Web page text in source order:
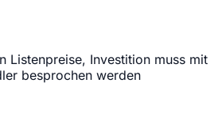
Listenpreise, Investition muss mit
besprochen werden